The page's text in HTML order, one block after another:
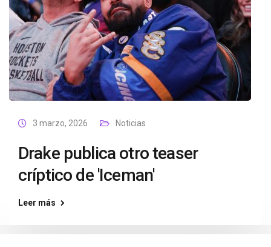
3 marzo, 2026 Noticias
Drake publica otro teaser
críptico de 'Iceman'
Leer más